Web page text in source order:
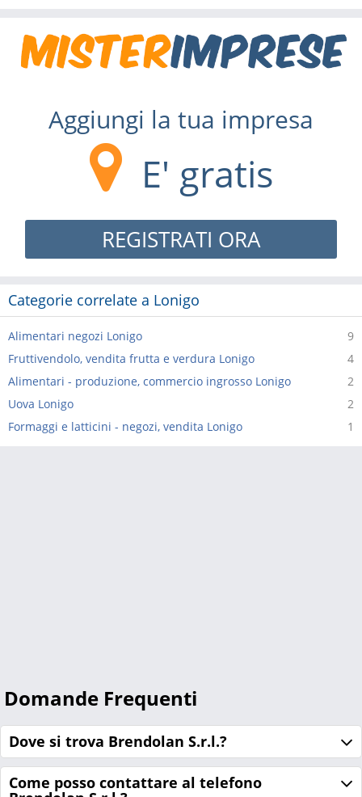
Aggiungi la tua impresa
E' gratis
REGISTRATI ORA
Categorie correlate a Lonigo
9
Alimentari negozi Lonigo
4
Fruttivendolo, vendita frutta e verdura Lonigo
2
Alimentari - produzione, commercio ingrosso Lonigo
2
Uova Lonigo
1
Formaggi e latticini - negozi, vendita Lonigo
Domande Frequenti
Dove si trova Brendolan S.r.l.?
Come posso contattare al telefono